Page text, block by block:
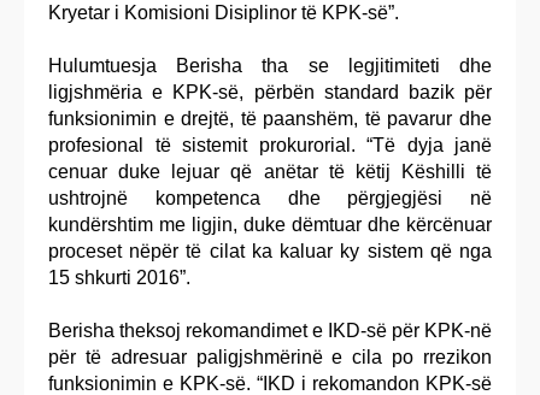
Kryetar i Komisioni Disiplinor të KPK-së”.
Hulumtuesja Berisha tha se legjitimiteti dhe
ligjshmëria e KPK-së, përbën standard bazik për
funksionimin e drejtë, të paanshëm, të pavarur dhe
profesional të sistemit prokurorial. “Të dyja janë
cenuar duke lejuar që anëtar të këtij Këshilli të
ushtrojnë kompetenca dhe përgjegjësi në
kundërshtim me ligjin, duke dëmtuar dhe kërcënuar
proceset nëpër të cilat ka kaluar ky sistem që nga
15 shkurti 2016”.
Berisha theksoj rekomandimet e IKD-së për KPK-në
për të adresuar paligjshmërinë e cila po rrezikon
funksionimin e KPK-së. “IKD i rekomandon KPK-së